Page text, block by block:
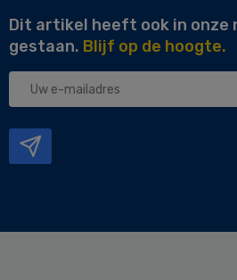
Dit artikel heeft ook in onze
gestaan. Blijf op de hoogte.
Uw